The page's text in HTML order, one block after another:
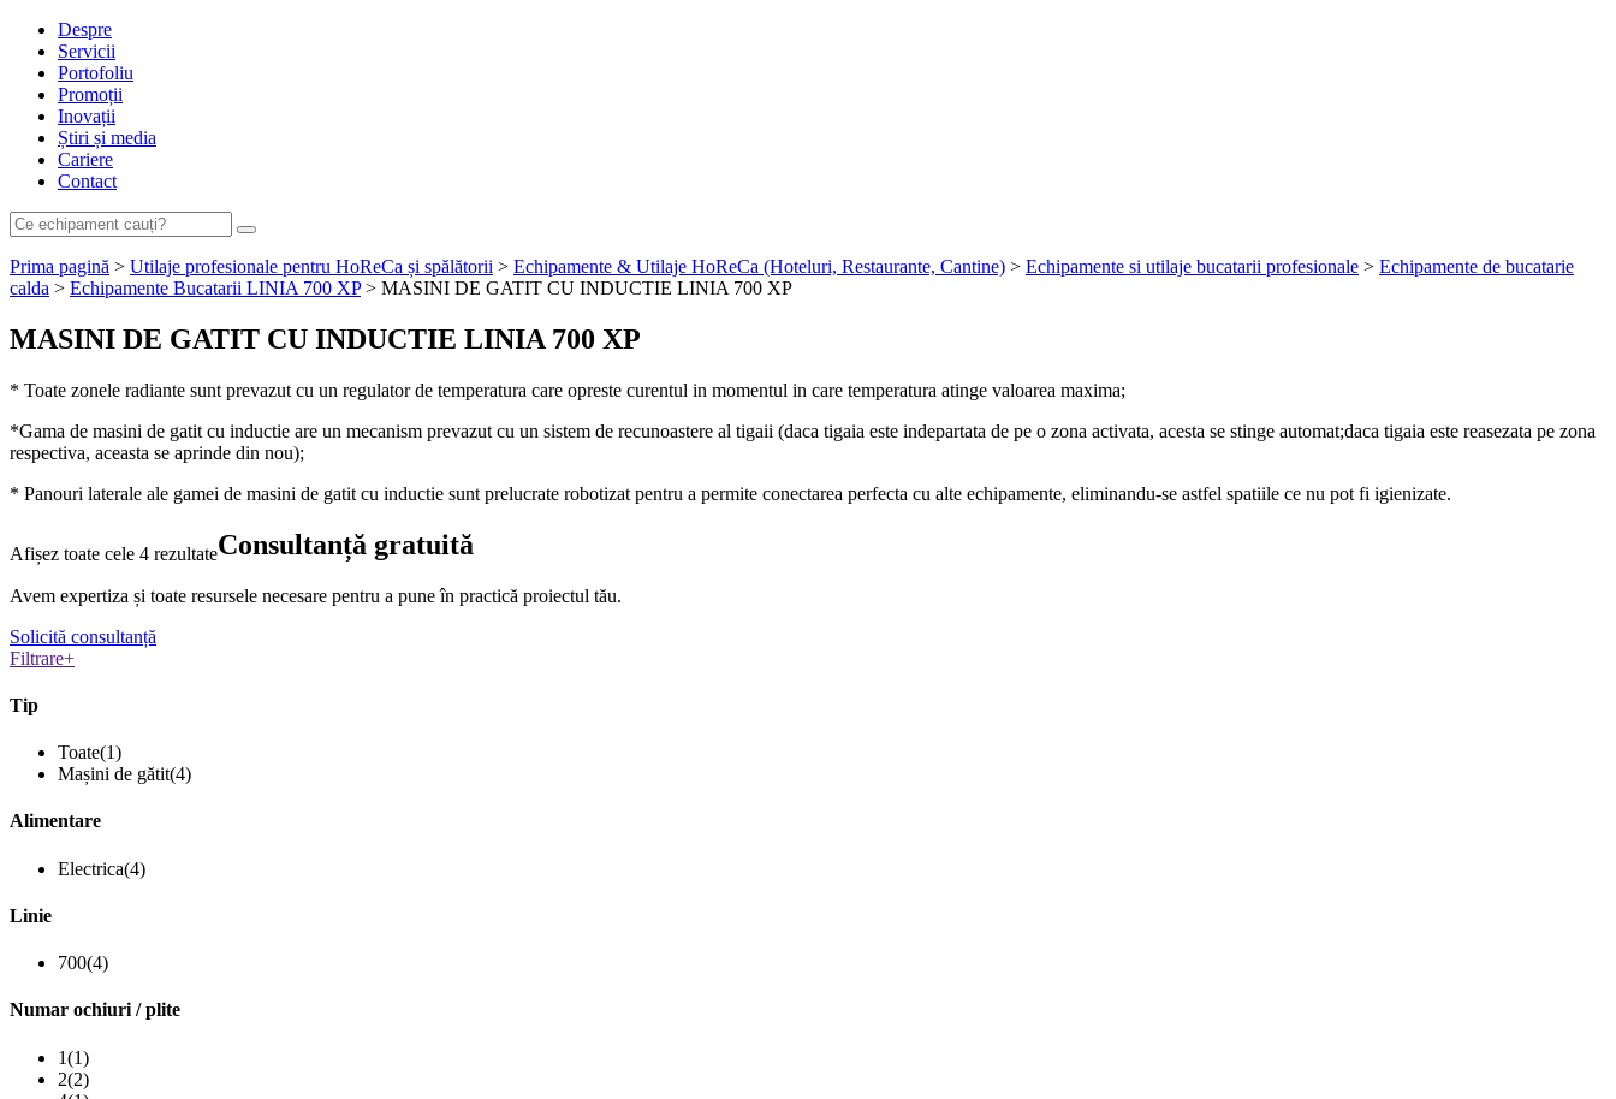
Despre
Servicii
Portofoliu
Promoții
Inovații
Știri și media
Cariere
Contact
Prima pagină > Utilaje profesionale pentru HoReCa și spălătorii > Echipamente & Utilaje HoReCa (Hoteluri, Restaurante, Cantine) > Echipamente si utilaje bucatarii profesionale > Echipamente de bucatarie
calda > Echipamente Bucatarii LINIA 700 XP> MASINI DE GATIT CU INDUCTIE LINIA 700 XP
MASINI DE GATIT CU INDUCTIE LINIA 700 XP
* Toate zonele radiante sunt prevazut cu un regulator de temperatura care opreste curentul in momentul in care temperatura atinge valoarea maxima;
*Gama de masini de gatit cu inductie are un mecanism prevazut cu un sistem de recunoastere al tigaii (daca tigaia este indepartata de pe o zona activata, acesta se stinge automat;daca tigaia este reasezata pe zona
respectiva, aceasta se aprinde din nou);
* Panouri laterale ale gamei de masini de gatit cu inductie sunt prelucrate robotizat pentru a permite conectarea perfecta cu alte echipamente, eliminandu-se astfel spatiile ce nu pot fi igienizate.
Afișez toate cele 4 rezultateConsultanță gratuită
Avem expertiza și toate resursele necesare pentru a pune în practică proiectul tău.
Solicită consultanță
Filtrare+
Tip
Toate(1)
Mașini de gătit(4)
Alimentare
Electrica(4)
Linie
700(4)
Numar ochiuri / plite
1(1)
2(2)